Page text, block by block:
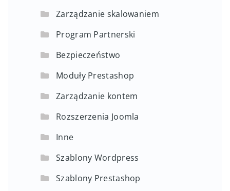
Zarządzanie skalowaniem
Program Partnerski
Bezpieczeństwo
Moduły Prestashop
Zarządzanie kontem
Rozszerzenia Joomla
Inne
Szablony Wordpress
Szablony Prestashop